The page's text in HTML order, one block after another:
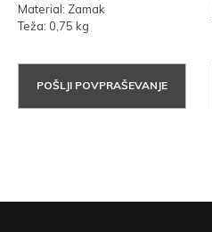
Material: Zamak
Teža: 0,75 kg
POŠLJI POVPRAŠEVANJE